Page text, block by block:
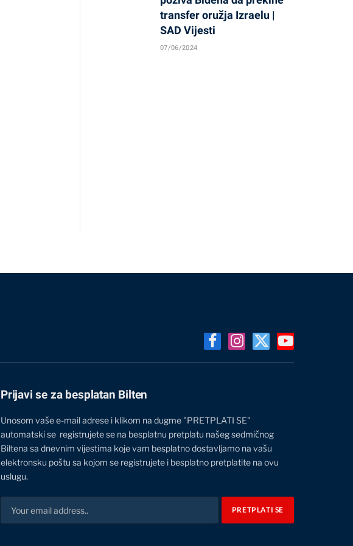
transfer oružja Izraelu |
SAD Vijesti
07/06/2024
FacebookInstagram
X
(Twitter)
YouTube
Prijavi se za besplatan Bilten
Unosom vaše e-mail adrese i klikom na dugme "PRETPLATI SE"
automatski se registrujete se na besplatnu pretplatu našeg sedmičnog
Biltena sa dnevnim vijestima koje vam besplatno dostavljamo na vašu
elektronsku poštu sa kojom se registrujete i besplatno pretplatite na ovu
uslugu.